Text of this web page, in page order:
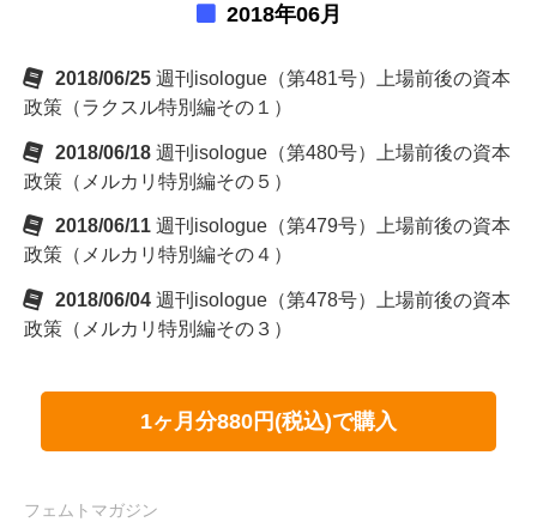
2018年06月
2018/06/25 週刊isologue（第481号）上場前後の資本
政策（ラクスル特別編その１）
2018/06/18 週刊isologue（第480号）上場前後の資本
政策（メルカリ特別編その５）
2018/06/11 週刊isologue（第479号）上場前後の資本
政策（メルカリ特別編その４）
2018/06/04 週刊isologue（第478号）上場前後の資本
政策（メルカリ特別編その３）
1ヶ月分880円(税込)で購入
フェムトマガジン